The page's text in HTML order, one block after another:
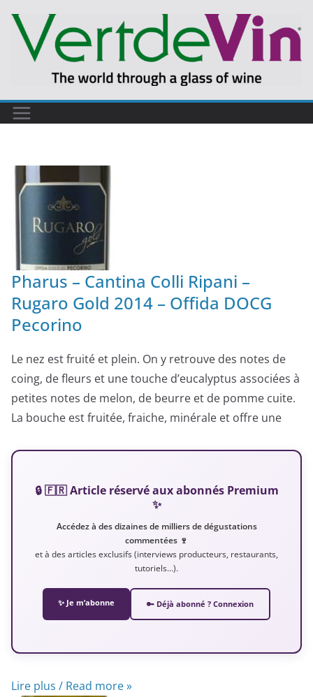
Pharus – Cantina Colli Ripani –
Rugaro Gold 2014 – Offida DOCG
Pecorino
Le nez est fruité et plein. On y retrouve des notes de
coing, de fleurs et une touche d’eucalyptus associées à
petites notes de melon, de beurre et de pomme cuite.
La bouche est fruitée, fraiche, minérale et offre une
🔒 🇫🇷 Article réservé aux abonnés Premium
✨
Accédez à des dizaines de milliers de dégustations
commentées 🍷
et à des articles exclusifs (interviews producteurs, restaurants,
tutoriels…).
✨ Je m’abonne 🔑 Déjà abonné ? Connexion
Lire plus / Read more »